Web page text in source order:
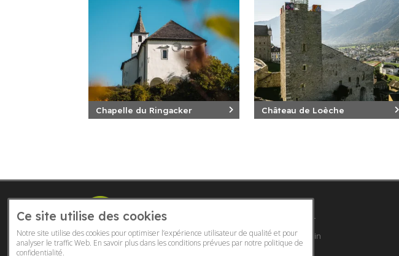
Chapelle du Ringacker Château de Loèche
Actualités
Vivre et découvrir
Gastronomie et vin
Ce site utilise des cookies
Notre site utilise des cookies pour optimiser l’expérience utilisateur de qualité et pour
analyser le traffic Web. En savoir plus dans les conditions prévues par notre politique de
confidentialité.